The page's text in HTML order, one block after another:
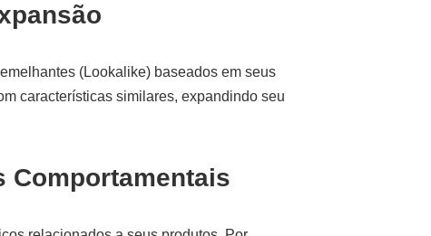
(Lookalike) baseados em seus
características similares, expandindo seu
Comportamentais